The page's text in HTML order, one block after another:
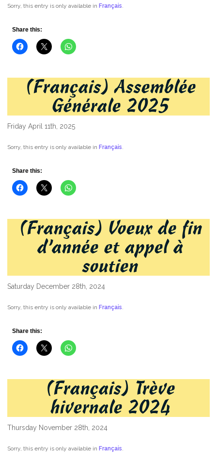
Sorry, this entry is only available in Français.
Share this:
(Français) Assemblée
Générale 2025
Friday April 11th, 2025
Sorry, this entry is only available in Français.
Share this:
(Français) Voeux de fin
d’année et appel à
soutien
Saturday December 28th, 2024
Sorry, this entry is only available in Français.
Share this:
(Français) Trève
hivernale 2024
Thursday November 28th, 2024
Sorry, this entry is only available in Français.